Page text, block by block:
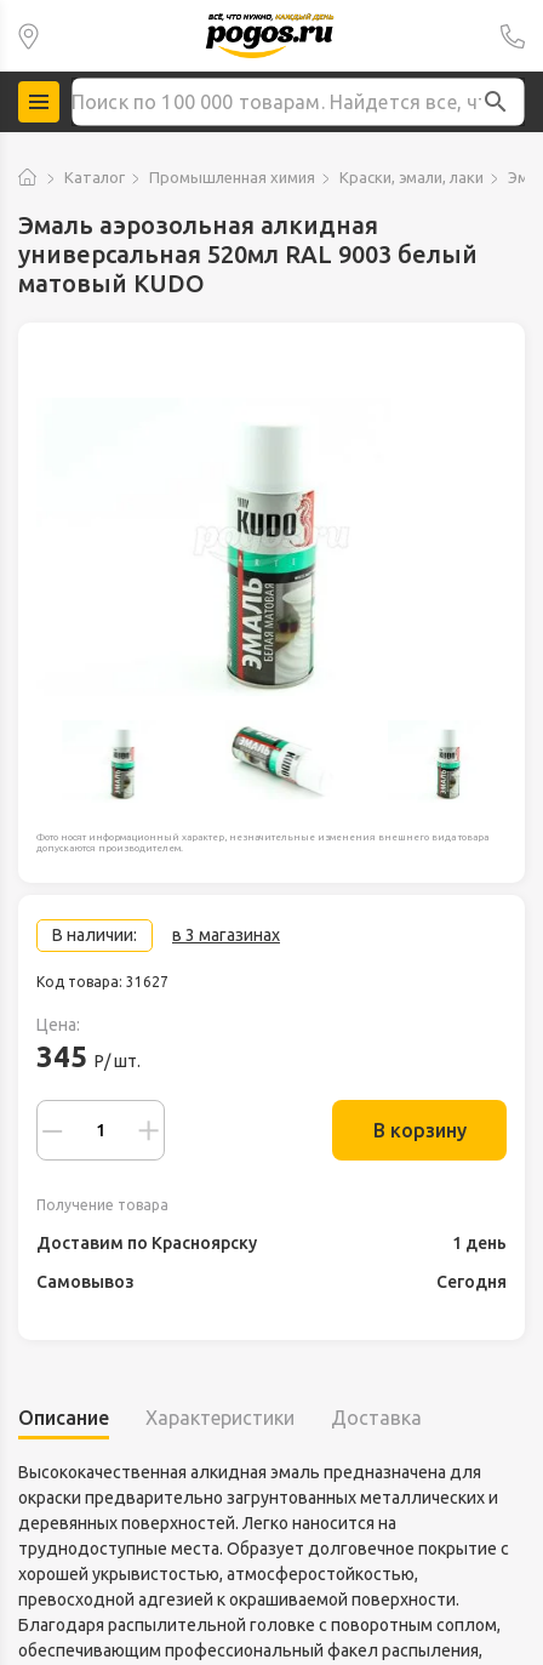
Каталог Промышленная химия Краски, эмали, лаки
Эмаль аэрозольная алкидная
универсальная 520мл RAL 9003 белый
матовый KUDO
Фото носят информационный характер, незначительные изменения внешнего вида товара
допускаются производителем.
В наличии: в 3 магазинах
Код товара: 31627
Цена:
345 Р/ шт.
В корзину
Получение товара
Доставим по Красноярску
1 день
Самовывоз
Сегодня
Описание Характеристики Доставка
Высококачественная алкидная эмаль предназначена для
окраски предварительно загрунтованных металлических и
деревянных поверхностей. Легко наносится на
труднодоступные места. Образует долговечное покрытие с
хорошей укрывистостью, атмосферостойкостью,
превосходной адгезией к окрашиваемой поверхности.
Благодаря распылительной головке с поворотным соплом,
обеспечивающим профессиональный факел распыления,